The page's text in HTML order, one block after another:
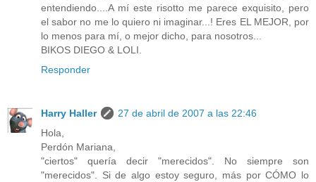
entendiendo....A mí este risotto me parece exquisito, pero
el sabor no me lo quiero ni imaginar...! Eres EL MEJOR, por
lo menos para mí, o mejor dicho, para nosotros...
BIKOS DIEGO & LOLI.
Responder
Harry Haller
27 de abril de 2007 a las 22:46
Hola,
Perdón Mariana,
"ciertos" quería decir "merecidos". No siempre son
"merecidos". Si de algo estoy seguro, más por CÓMO lo